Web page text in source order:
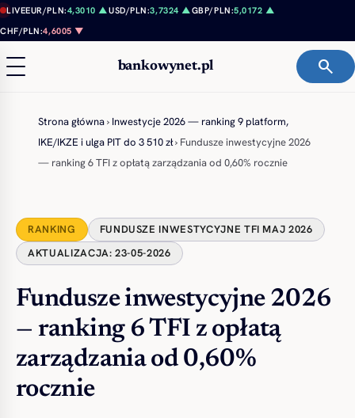
Przejdź do treści
LIVEEUR/PLN:4,3010 ▲USD/PLN:3,7324 ▲GBP/PLN:5,0172 ▲
CHF/PLN:4,6005 ▼
bankowynet.pl search
Strona główna› Inwestycje 2026 — ranking 9 platform,
IKE/IKZE i ulga PIT do 3 510 zł› Fundusze inwestycyjne 2026
— ranking 6 TFI z opłatą zarządzania od 0,60% rocznie
RANKING
FUNDUSZE INWESTYCYJNE TFI MAJ 2026
AKTUALIZACJA: 23-05-2026
Fundusze inwestycyjne 2026
— ranking 6 TFI z opłatą
zarządzania od 0,60%
rocznie